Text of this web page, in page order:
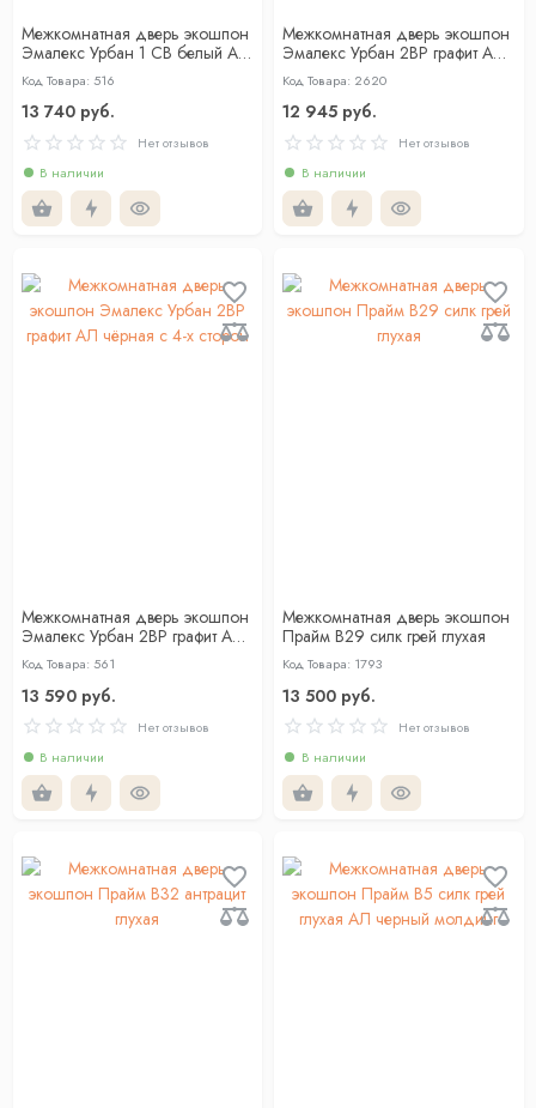
Межкомнатная дверь экошпон
Эмалекс Урбан 1 СВ белый АЛ
кромкой со стеклом
Код Товара: 516
13 740 руб.
Нет отзывов
В наличии
Межкомнатная дверь экошпон
Эмалекс Урбан 2ВР графит АЛ
Золотая кромка с 4-х сторон
Код Товара: 2620
12 945 руб.
Нет отзывов
В наличии
Межкомнатная дверь экошпон
Эмалекс Урбан 2ВР графит АЛ
чёрная с 4-х сторон
Код Товара: 561
13 590 руб.
Нет отзывов
В наличии
Межкомнатная дверь экошпон
Прайм B29 силк грей глухая
Код Товара: 1793
13 500 руб.
Нет отзывов
В наличии